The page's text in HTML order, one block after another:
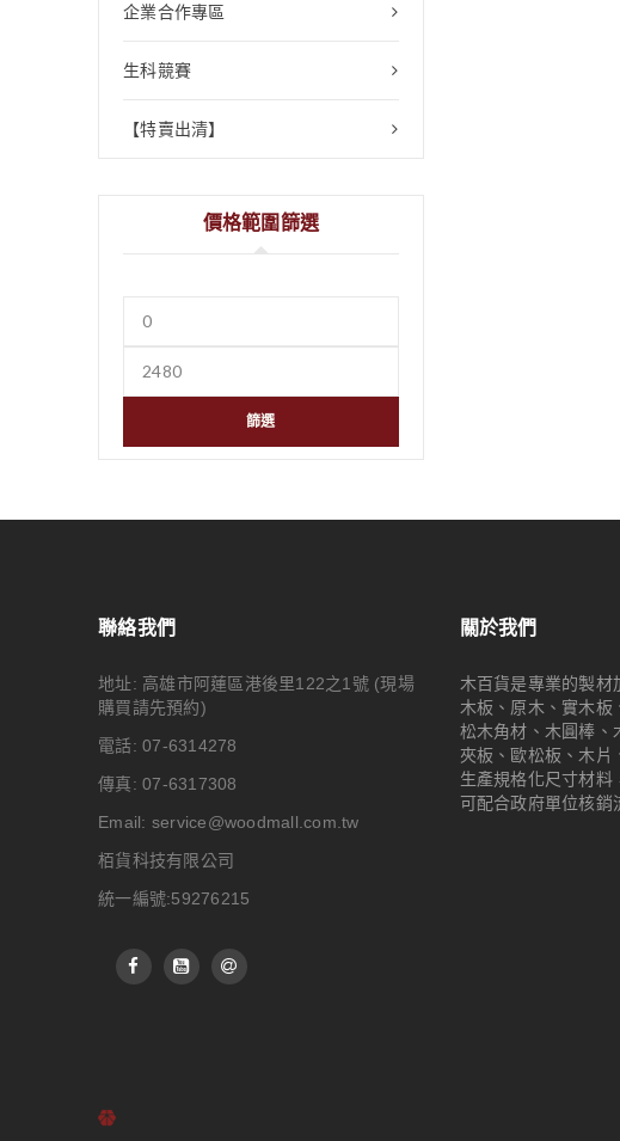
企業合作專區
生科競賽
【特賣出清】
價格範圍篩選
篩選
聯絡我們
地址: 高雄市阿蓮區港後里122之1號 (現場
購買請先預約)
電話: 07-6314278
傳真: 07-6317308
Email: service@woodmall.com.tw
栢貨科技有限公司
統一編號:59276215
關於我們
木百貨是專業的製材
木板、原木、實木板
松木角材、木圓棒、
夾板、歐松板、木片
生產規格化尺寸材料
可配合政府單位核銷